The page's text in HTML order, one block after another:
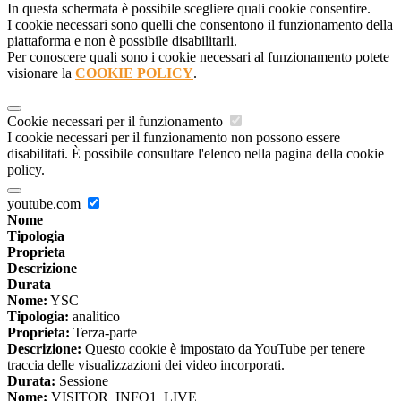
In questa schermata è possibile scegliere quali cookie consentire.
I cookie necessari sono quelli che consentono il funzionamento della
piattaforma e non è possibile disabilitarli.
Per conoscere quali sono i cookie necessari al funzionamento potete
visionare la COOKIE POLICY.
Cookie necessari per il funzionamento
I cookie necessari per il funzionamento non possono essere
disabilitati. È possibile consultare l'elenco nella pagina della cookie
policy.
youtube.com
Nome
Tipologia
Proprieta
Descrizione
Durata
Nome: YSC
Tipologia: analitico
Proprieta: Terza-parte
Descrizione: Questo cookie è impostato da YouTube per tenere
traccia delle visualizzazioni dei video incorporati.
Durata: Sessione
Nome: VISITOR_INFO1_LIVE